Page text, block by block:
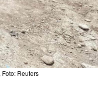
Foto: Reuters